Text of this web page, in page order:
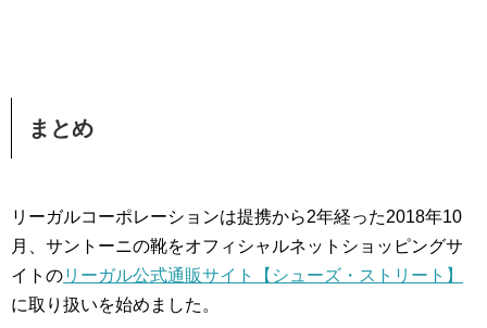
まとめ
リーガルコーポレーションは提携から2年経った2018年10
月、サントーニの靴をオフィシャルネットショッピングサ
イトのリーガル公式通販サイト【シューズ・ストリート】
に取り扱いを始めました。